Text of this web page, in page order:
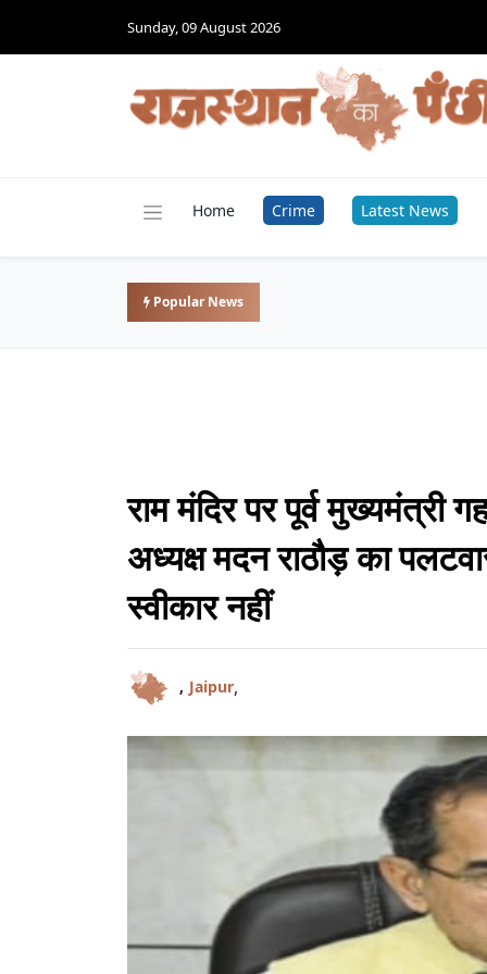
Sunday, 09 August 2026
Home Crime Latest News
Popular News
राम मंदिर पर पूर्व मुख्यमंत्री
अध्यक्ष मदन राठौड़ का
स्वीकार नहीं
, Jaipur,